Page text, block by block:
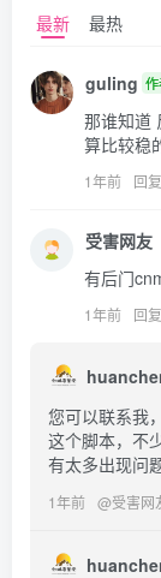
最新 最热
guling
那谁知道
算比较稳
1年前 回复
受害网友
有后门
1年前 回复
您可以联系我
这个脚本，不
有太多出现问
1年前 @受害网